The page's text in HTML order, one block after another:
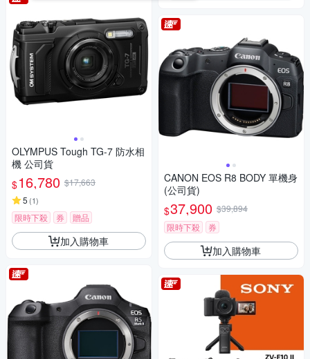
OLYMPUS Tough TG-7 防水相
機 公司貨
$16,780 $17,663
5 (1)
限時下殺 券 贈品
加入購物車
CANON EOS R8 BODY 單機身
(公司貨)
$37,900 $39,894
限時下殺
券
加入購物車